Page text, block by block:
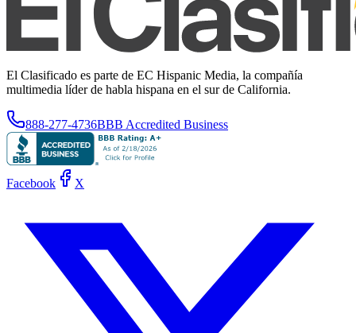
El Clasificado es parte de EC Hispanic Media, la compañía
multimedia líder de habla hispana en el sur de California.
888-277-4736BBB Accredited Business
Facebook X